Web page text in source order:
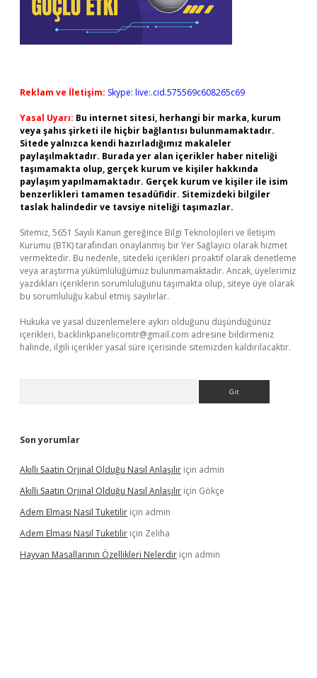
Reklam ve İletişim: Skype: live:.cid.575569c608265c69
Yasal Uyarı: Bu internet sitesi, herhangi bir marka, kurum
veya şahıs şirketi ile hiçbir bağlantısı bulunmamaktadır.
Sitede yalnızca kendi hazırladığımız makaleler
paylaşılmaktadır. Burada yer alan içerikler haber niteliği
taşımamakta olup, gerçek kurum ve kişiler hakkında
paylaşım yapılmamaktadır. Gerçek kurum ve kişiler ile isim
benzerlikleri tamamen tesadüfidir. Sitemizdeki bilgiler
taslak halindedir ve tavsiye niteliği taşımazlar.
Sitemiz, 5651 Sayılı Kanun gereğince Bilgi Teknolojileri ve İletişim
Kurumu (BTK) tarafından onaylanmış bir Yer Sağlayıcı olarak hizmet
vermektedir. Bu nedenle, sitedeki içerikleri proaktif olarak denetleme
veya araştırma yükümlülüğümüz bulunmamaktadır. Ancak, üyelerimiz
yazdıkları içeriklerin sorumluluğunu taşımakta olup, siteye üye olarak
bu sorumluluğu kabul etmiş sayılırlar.
Hukuka ve yasal düzenlemelere aykırı olduğunu düşündüğünüz
içerikleri, backlinkpanelicomtr@gmail.com adresine bildirmeniz
halinde, ilgili içerikler yasal süre içerisinde sitemizden kaldırılacaktır.
Son yorumlar
Akıllı Saatin Orjinal Olduğu Nasıl Anlaşılır için admin
Akıllı Saatin Orjinal Olduğu Nasıl Anlaşılır için Gökçe
Adem Elması Nasil Tuketilir için admin
Adem Elması Nasil Tuketilir için Zeliha
Hayvan Masallarının Özellikleri Nelerdir için admin